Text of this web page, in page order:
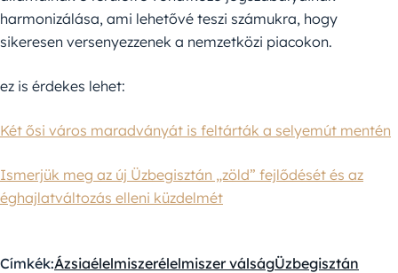
harmonizálása, ami lehetővé teszi számukra, hogy
sikeresen versenyezzenek a nemzetközi piacokon.
ez is érdekes lehet:
Két ősi város maradványát is feltárták a selyemút mentén
Ismerjük meg az új Üzbegisztán „zöld” fejlődését és az
éghajlatváltozás elleni küzdelmét
Címkék:Ázsiaélelmiszerélelmiszer válságÜzbegisztán